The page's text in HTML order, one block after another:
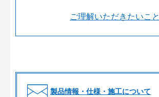
ご理解いただきたいこと
製品情報・仕様・施工について